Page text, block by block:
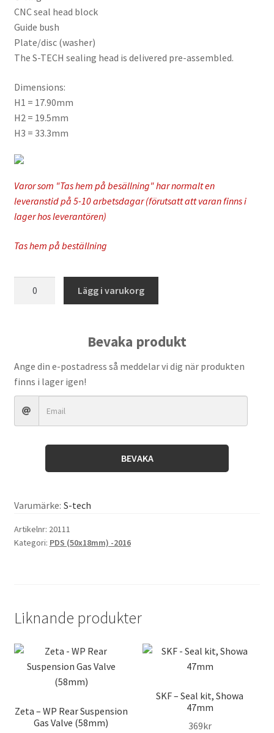
CNC seal head block
Guide bush
Plate/disc (washer)
The S-TECH sealing head is delivered pre-assembled.
Dimensions:
H1 = 17.90mm
H2 = 19.5mm
H3 = 33.3mm
Varor som "Tas hem på besällning" har normalt en
leveranstid på 5-10 arbetsdagar (förutsatt att varan finns i
lager hos leverantören)
Tas hem på beställning
WP
50x18
Lägg i varukorg
Bevaka produkt
Ange din e-postadress så meddelar vi dig när produkten
finns i lager igen!
BEVAKA
Varumärke: S-tech
Artikelnr: 20111
Kategori: PDS (50x18mm) -2016
Liknande produkter
Zeta – WP Rear Suspension
Gas Valve (58mm)
SKF – Seal kit, Showa
47mm
369kr